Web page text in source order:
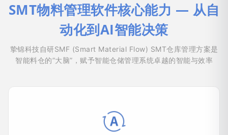
SMT物料管理软件核心能力 — 从自
动化到AI智能决策
挚锦科技自研SMF (Smart Material Flow) SMT仓库管理方案是
智能料仓的”大脑”，赋予智能仓储管理系统卓越的智能与效率